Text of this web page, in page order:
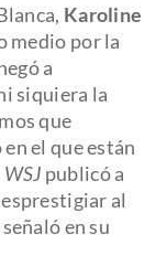
Karoline
medio por la
a
siquiera la
que
el que están
WSJ publicó a
al
en su